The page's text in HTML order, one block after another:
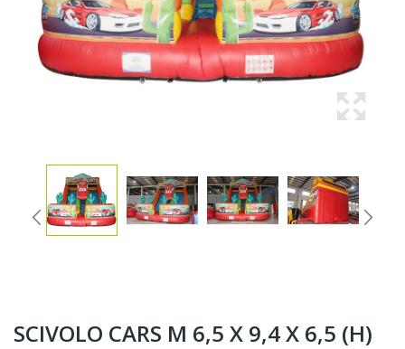
SCIVOLO CARS M 6,5 X 9,4 X 6,5 (H)